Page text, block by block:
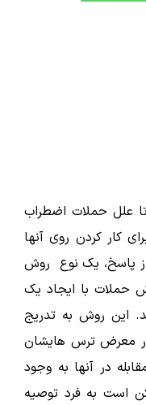
علل حملات اضطراب
کار کردن روی آنها
پاسخ، یک نوع روش
حملات با ایجاد یک
این روش به تدریج
در معرض ترس هایشان
در آنها به وجود
است به فرد توصیه